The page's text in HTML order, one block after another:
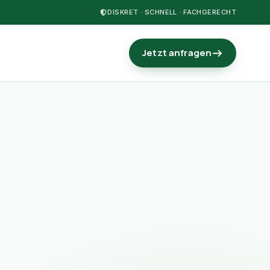
DISKRET · SCHNELL · FACHGERECHT
Jetzt anfragen